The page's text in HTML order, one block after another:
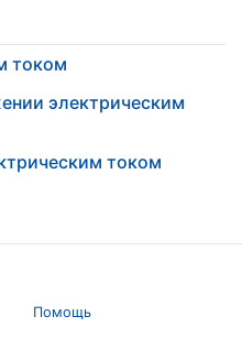
током
электрическим
током
Помощь